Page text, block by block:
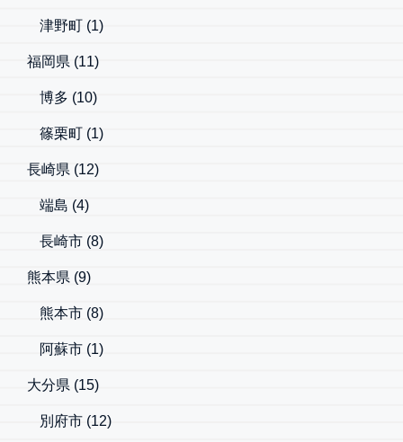
津野町 (1)
福岡県 (11)
博多 (10)
篠栗町 (1)
長崎県 (12)
端島 (4)
長崎市 (8)
熊本県 (9)
熊本市 (8)
阿蘇市 (1)
大分県 (15)
別府市 (12)